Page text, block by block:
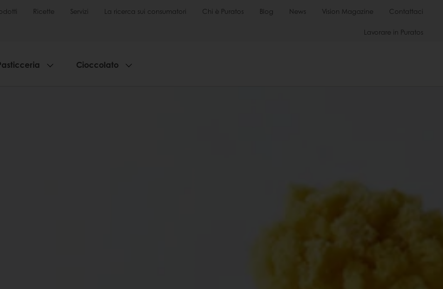
Ricette Servizi La ricerca sui consumatori Chi è Puratos Blog News Vision Magazine Contattaci
Lavorare in Puratos
Cioccolato